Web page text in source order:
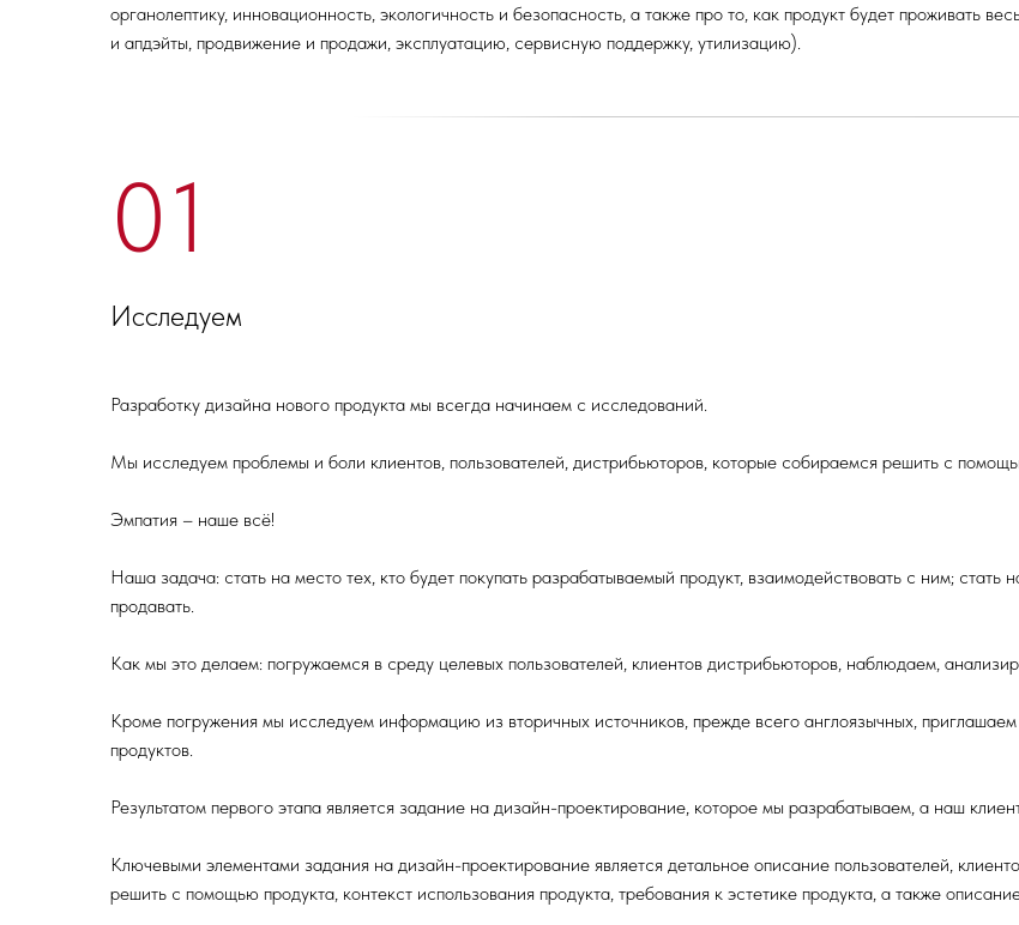
органолептику, инновационность, экологичность и безопасность, а также про то, как продукт будет проживать
и апдэйты, продвижение и продажи, эксплуатацию, сервисную поддержку, утилизацию).
01
Исследуем
Разработку дизайна нового продукта мы всегда начинаем с исследований.
Мы исследуем проблемы и боли клиентов, пользователей, дистрибьюторов, которые собираемся решить с
Эмпатия – наше всё!
Наша задача: стать на место тех, кто будет покупать разрабатываемый продукт, взаимодействовать с ним; стать
продавать.
Как мы это делаем: погружаемся в среду целевых пользователей, клиентов дистрибьюторов, наблюдаем,
Кроме погружения мы исследуем информацию из вторичных источников, прежде всего англоязычных,
продуктов.
Результатом первого этапа является задание на дизайн-проектирование, которое мы разрабатываем, а наш
Ключевыми элементами задания на дизайн-проектирование является детальное описание пользователей,
решить с помощью продукта, контекст использования продукта, требования к эстетике продукта, а также